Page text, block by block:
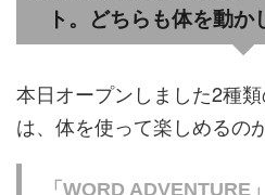
ト。どちらも体を動か
本日オープンしました2種
は、体を使って楽しめるの
「WORD ADVENTURE」